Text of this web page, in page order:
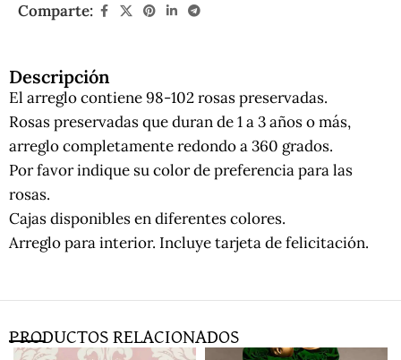
Comparte:
Descripción
El arreglo contiene 98-102 rosas preservadas.
Rosas preservadas que duran de 1 a 3 años o más,
arreglo completamente redondo a 360 grados.
Por favor indique su color de preferencia para las
rosas.
Cajas disponibles en diferentes colores.
Arreglo para interior. Incluye tarjeta de felicitación.
PRODUCTOS RELACIONADOS